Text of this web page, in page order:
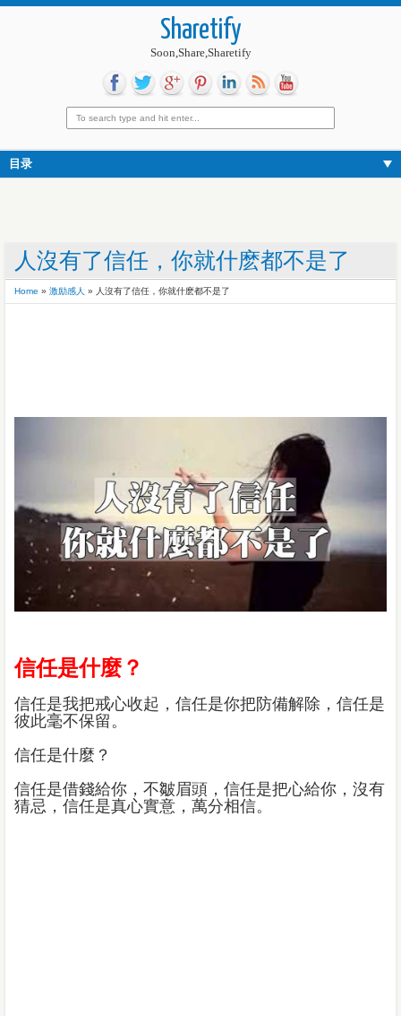
Sharetify
Soon,Share,Sharetify
目录
人沒有了信任，你就什麽都不是了
Home » 激励感人 » 人沒有了信任，你就什麽都不是了
信任是什麼？
信任是我把戒心收起，信任是你把防備解除，信任是
彼此毫不保留。
信任是什麼？
信任是借錢給你，不皺眉頭，信任是把心給你，沒有
猜忌，信任是真心實意，萬分相信。